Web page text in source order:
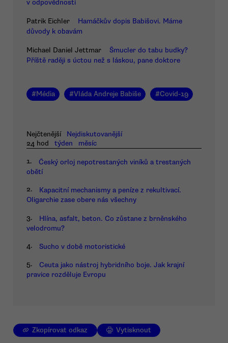
v odpovědnosti
Patrik Eichler
Hamáčkův dopis Babišovi. Máme
důvody k obavám
Michael Daniel Jettmar
Šmucler do tabu budky?
Příště raději s úctou než s láskou, pane doktore
#Média #Vláda Andreje Babiše #Covid-19
Nejčtenější
Nejdiskutovanější
24 hod
týden měsíc
1.
Český orloj nepotrestaných viníků a trestaných
obětí
2.
Kapacitní mechanismy a peníze z rekultivací.
Oligarchie zase obere nás všechny
3.
Hlína, asfalt, beton. Co zůstane z brněnského
velodromu?
4. Sucho v době motoristické
5.
Ceuta jako nástroj hybridního boje. Jak krajní
pravice rozděluje Evropu
Zkopírovat odkaz Vytisknout